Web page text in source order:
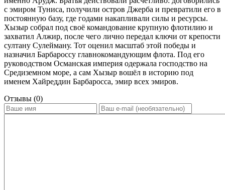
с эмиром Туниса, получили остров Джерба и превратили его в
постоянную базу, где годами накапливали силы и ресурсы.
Хызыр собрал под своё командование крупную флотилию и
захватил Алжир, после чего лично передал ключи от крепости
султану Сулейману. Тот оценил масштаб этой победы и
назначил Барбароссу главнокомандующим флота. Под его
руководством Османская империя одержала господство на
Средиземном море, а сам Хызыр вошёл в историю под
именем Хайреддин Барбаросса, эмир всех эмиров.
Отзывы (0)